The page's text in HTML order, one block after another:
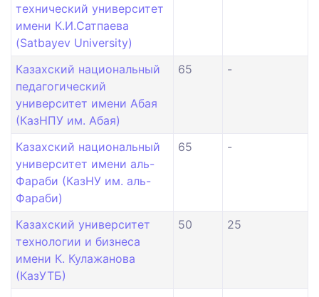
технический университет
имени К.И.Сатпаева
(Satbayev University)
Казахский национальный
педагогический
университет имени Абая
(КазНПУ им. Абая)
65 -
Казахский национальный
университет имени аль-
Фараби (КазНУ им. аль-
Фараби)
65 -
Казахский университет
технологии и бизнеса
имени К. Кулажанова
(КазУТБ)
50 25